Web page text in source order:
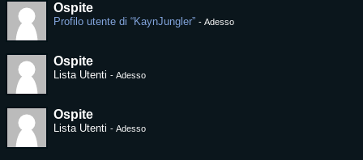
Ospite
Profilo utente di “KaynJungler” - Adesso
Ospite
Lista Utenti - Adesso
Ospite
Lista Utenti - Adesso